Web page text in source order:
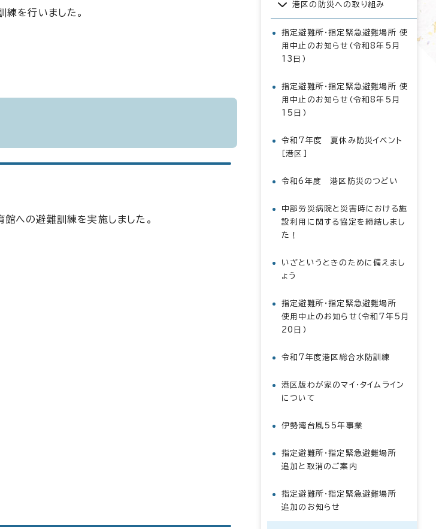
を行いました。
への避難訓練を実施しました。
港区の防災への取り組み
指定避難所・指定緊急避難場所 使
用中止のお知らせ（令和8年5月
13日）
指定避難所・指定緊急避難場所 使
用中止のお知らせ（令和8年5月
15日）
令和7年度 夏休み防災イベント
［港区］
令和6年度 港区防災のつどい
中部労災病院と災害時における施
設利用に関する協定を締結しまし
た！
いざというときのために備えまし
ょう
指定避難所・指定緊急避難場所
使用中止のお知らせ（令和7年5月
20日）
令和7年度港区総合水防訓練
港区版わが家のマイ・タイムライン
について
伊勢湾台風55年事業
指定避難所・指定緊急避難場所
追加と取消のご案内
指定避難所・指定緊急避難場所
追加のお知らせ